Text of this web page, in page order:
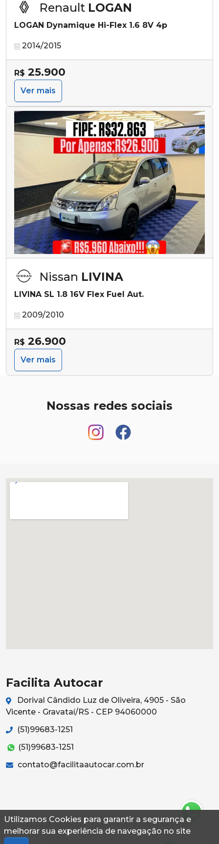
Utilizamos Cookies para garantir a segurança e
melhorar sua experiência de navegação no site
Renault LOGAN
LOGAN Dynamique Hi-Flex 1.6 8V 4p
2014/2015
R$ 25.900
Ver mais
Nissan LIVINA
LIVINA SL 1.8 16V Flex Fuel Aut.
2009/2010
R$ 26.900
Ver mais
Nossas redes sociais
Facilita Autocar
Dorival Cândido Luz de Oliveira, 4905 - São
Vicente - Gravataí/RS - CEP 94060000
(51)99683-1251
(51)99683-1251
contato@facilitaautocar.com.br
© 2026 Autoconf. Todos os direitos reservados.